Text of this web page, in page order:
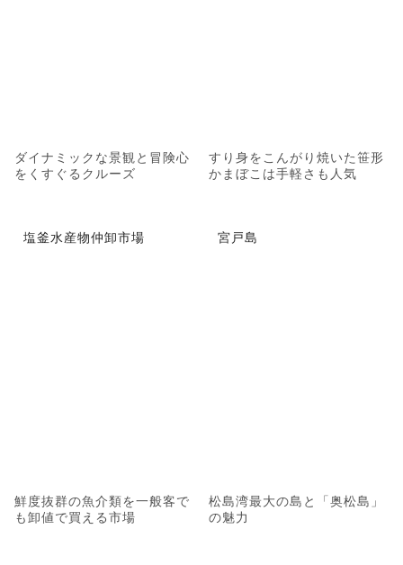
ダイナミックな景観と冒険心
をくすぐるクルーズ
すり身をこんがり焼いた笹形
かまぼこは手軽さも人気
塩釜水産物仲卸市場
鮮度抜群の魚介類を一般客で
も卸値で買える市場
宮戸島
松島湾最大の島と「奥松島」
の魅力